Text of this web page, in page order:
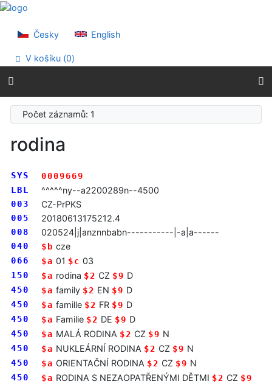
Přejít na obsah
Prohlášení o webové přístupnosti
Česky English
V košíku (0)
Počet záznamů: 1
rodina
SYS
0009669
LBL
^^^^^ny--a2200289n--4500
003 CZ-PrPKS
005 20180613175212.4
008 020524|j|anznnbabn-----------|-a|a------
040 $b cze
066 $a 01 $c 03
150 $a rodina $2 CZ $9 D
450 $a family $2 EN $9 D
450 $a famille $2 FR $9 D
450 $a Familie $2 DE $9 D
450 $a MALÁ RODINA $2 CZ $9 N
450 $a NUKLEÁRNÍ RODINA $2 CZ $9 N
450 $a ORIENTAČNÍ RODINA $2 CZ $9 N
450 $a RODINA S NEZAOPATŘENÝMI DĚTMI $2 CZ $9